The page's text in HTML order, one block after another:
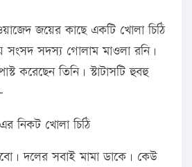
ওয়াজেদ জয়ের কাছে একটি খোলা চিঠি
সংসদ সদস্য গোলাম মাওলা রনি।
করেছেন তিনি। স্টাটাসটি হুবহু
নিকট খোলা চিঠি
দলের সবাই মামা ডাকে। কেউ